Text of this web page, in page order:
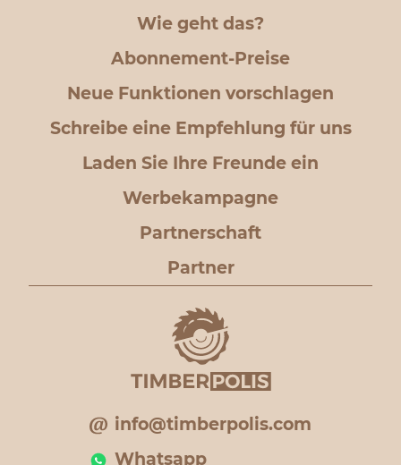
Wie geht das?
Abonnement-Preise
Neue Funktionen vorschlagen
Schreibe eine Empfehlung für uns
Laden Sie Ihre Freunde ein
Werbekampagne
Partnerschaft
Partner
info@timberpolis.com
Whatsapp